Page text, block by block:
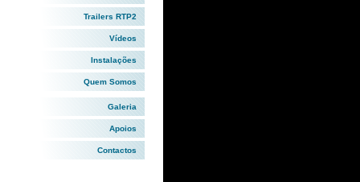
Trailers RTP2
Vídeos
Instalações
Quem Somos
Galeria
Apoios
Contactos